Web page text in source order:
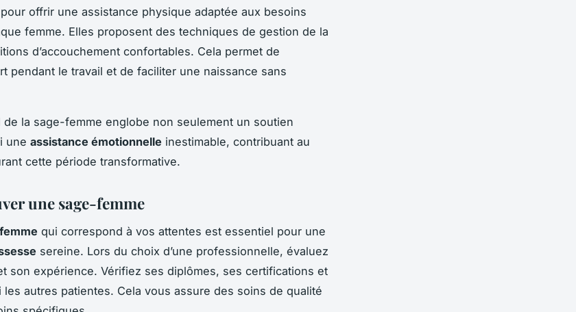
offrir une assistance physique adaptée aux besoins
femme. Elles proposent des techniques de gestion de la
d’accouchement confortables. Cela permet de
pendant le travail et de faciliter une naissance sans
la sage-femme englobe non seulement un soutien
une assistance émotionnelle inestimable, contribuant au
cette période transformative.
une sage-femme
qui correspond à vos attentes est essentiel pour une
sereine. Lors du choix d’une professionnelle, évaluez
son expérience. Vérifiez ses diplômes, ses certifications et
les autres patientes. Cela vous assure des soins de qualité